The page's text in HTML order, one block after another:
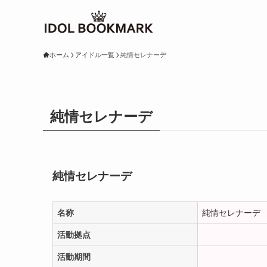
ホーム アイドル一覧 純情セレナーデ
純情セレナーデ
純情セレナーデ
名称 純情セレナーデ
活動拠点
活動期間